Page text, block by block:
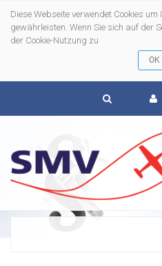
Diese Webseite verwendet Cookies
gewährleisten. Wenn Sie sich auf der
der Cookie-Nutzung zu